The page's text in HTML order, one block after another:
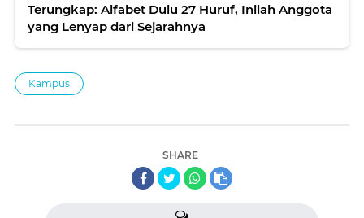
Terungkap: Alfabet Dulu 27 Huruf, Inilah Anggota
yang Lenyap dari Sejarahnya
Kampus
SHARE